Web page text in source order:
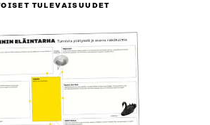
TULEVAISUUDET